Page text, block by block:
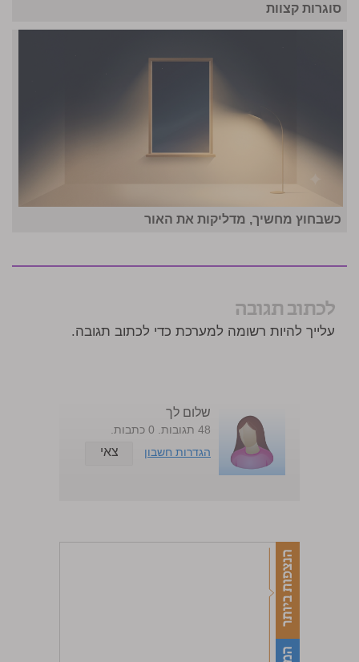
סוגרות קצוות
כשבחוץ מחשיך, מדליקות את האור
לכתוב תגובה
עלייך להיות רשומה למערכת כדי לכתוב תגובה.
שלום לך
48 תגובות. 0 כתבות.
הגדרות חשבון
צאי